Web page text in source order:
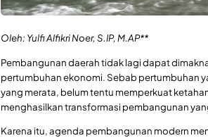
Oleh: Yulfi Alfikri Noer, S.IP, M.AP**
Pembangunan daerah tidak lagi dapat
pertumbuhan ekonomi. Sebab pertumbuhan
yang merata, belum tentu memperkuat
menghasilkan transformasi pembangunan
Karena itu, agenda pembangunan modern